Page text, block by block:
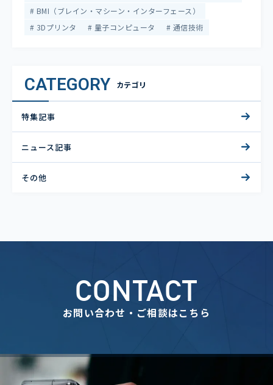
BMI（ブレイン・マシーン・インターフェース）
3Dプリンタ
量子コンピュータ 通信技術
CATEGORY カテゴリ
特集記事
ニュース記事
その他
CONTACT
お問い合わせ・ご相談はこちら